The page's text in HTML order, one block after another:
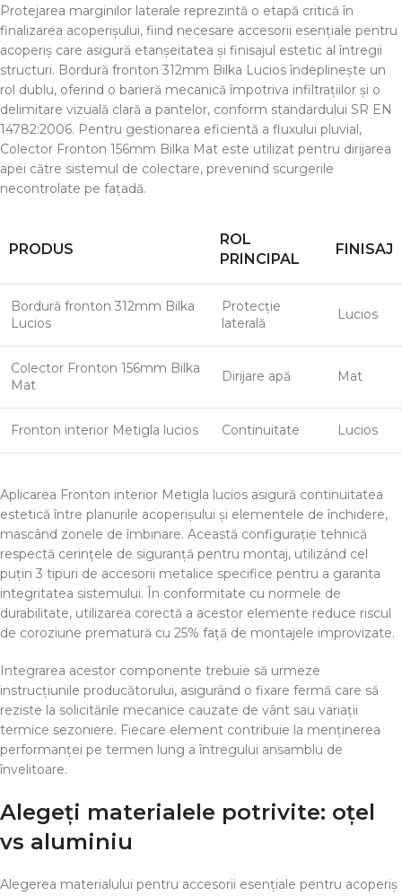
Protejarea marginilor laterale reprezintă o etapă critică în
finalizarea acoperișului, fiind necesare accesorii esențiale pentru
acoperiș care asigură etanșeitatea și finisajul estetic al întregii
structuri. Bordură fronton 312mm Bilka Lucios îndeplinește un
rol dublu, oferind o barieră mecanică împotriva infiltrațiilor și o
delimitare vizuală clară a pantelor, conform standardului SR EN
14782:2006. Pentru gestionarea eficientă a fluxului pluvial,
Colector Fronton 156mm Bilka Mat este utilizat pentru dirijarea
apei către sistemul de colectare, prevenind scurgerile
necontrolate pe fațadă.
PRODUS
ROL
PRINCIPAL
FINISAJ
Bordură fronton 312mm Bilka
Lucios
Protecție
laterală
Lucios
Colector Fronton 156mm Bilka
Mat
Dirijare apă Mat
Fronton interior Metigla lucios Continuitate Lucios
Aplicarea Fronton interior Metigla lucios asigură continuitatea
estetică între planurile acoperișului și elementele de închidere,
mascând zonele de îmbinare. Această configurație tehnică
respectă cerințele de siguranță pentru montaj, utilizând cel
puțin 3 tipuri de accesorii metalice specifice pentru a garanta
integritatea sistemului. În conformitate cu normele de
durabilitate, utilizarea corectă a acestor elemente reduce riscul
de coroziune prematură cu 25% față de montajele improvizate.
Integrarea acestor componente trebuie să urmeze
instrucțiunile producătorului, asigurând o fixare fermă care să
reziste la solicitările mecanice cauzate de vânt sau variații
termice sezoniere. Fiecare element contribuie la menținerea
performanței pe termen lung a întregului ansamblu de
învelitoare.
Alegeți materialele potrivite: oțel
vs aluminiu
Alegerea materialului pentru accesorii esențiale pentru acoperiș